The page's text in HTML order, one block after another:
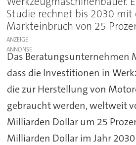
Studie rechnet bis 2030 mit
Markteinbruch von 25
ANZEIGE
Das Beratungsunternehmen
dass die Investitionen in
die zur Herstellung von
gebraucht werden, weltweit
Milliarden Dollar um 25
Milliarden Dollar im Jahr